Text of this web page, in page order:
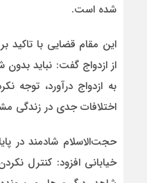
شده است.
این مقام قضایی با
از ازدواج گفت: نباید
به ازدواج درآورد، توجه
اختلافات جدی در زندگی
حجت‌الاسلام شادمند در
خیابانی افزود: کنترل